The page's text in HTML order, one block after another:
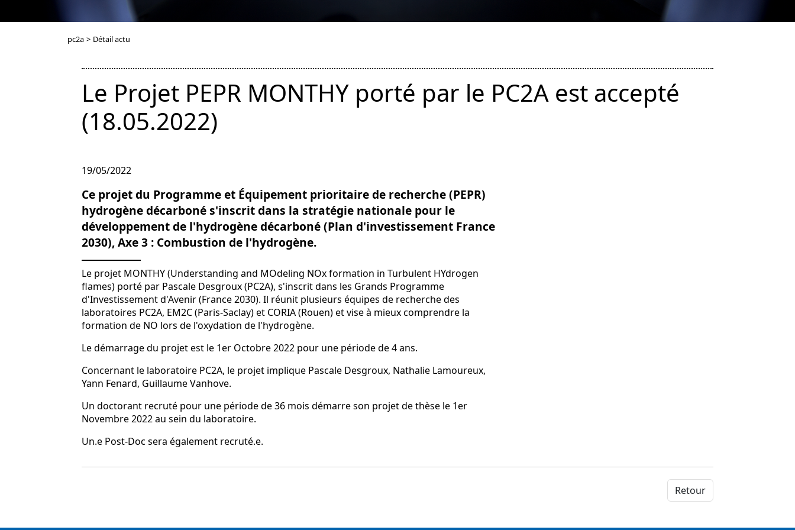
pc2a > Détail actu
Le Projet PEPR MONTHY porté par le PC2A est accepté
(18.05.2022)
19/05/2022
Ce projet du Programme et Équipement prioritaire de recherche (PEPR)
hydrogène décarboné s'inscrit dans la stratégie nationale pour le
développement de l'hydrogène décarboné (Plan d'investissement France
2030), Axe 3 : Combustion de l'hydrogène.
Le projet MONTHY (Understanding and MOdeling NOx formation in Turbulent HYdrogen
flames) porté par Pascale Desgroux (PC2A), s'inscrit dans les Grands Programme
d'Investissement d'Avenir (France 2030). Il réunit plusieurs équipes de recherche des
laboratoires PC2A, EM2C (Paris-Saclay) et CORIA (Rouen) et vise à mieux comprendre la
formation de NO lors de l'oxydation de l'hydrogène.
Le démarrage du projet est le 1er Octobre 2022 pour une période de 4 ans.
Concernant le laboratoire PC2A, le projet implique Pascale Desgroux, Nathalie Lamoureux,
Yann Fenard, Guillaume Vanhove.
Un doctorant recruté pour une période de 36 mois démarre son projet de thèse le 1er
Novembre 2022 au sein du laboratoire.
Un.e Post-Doc sera également recruté.e.
Retour